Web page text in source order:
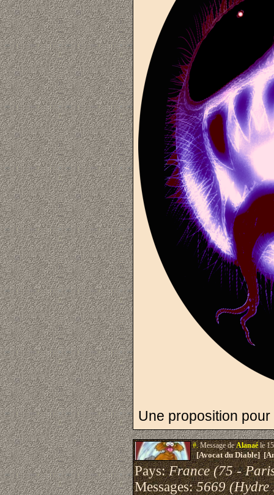
Une proposition
#.Message deAlanaéle
[Avocat du Diable]
Pays:France (75 -
Messages:5669 (Hydre